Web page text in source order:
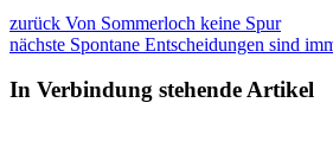
zurück Von Sommerloch keine Spur
nächste Spontane Entscheidungen sind
In Verbindung stehende Artikel